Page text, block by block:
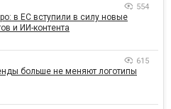
554
в ЕС вступили в силу новые
и ИИ-контента
615
больше не меняют логотипы